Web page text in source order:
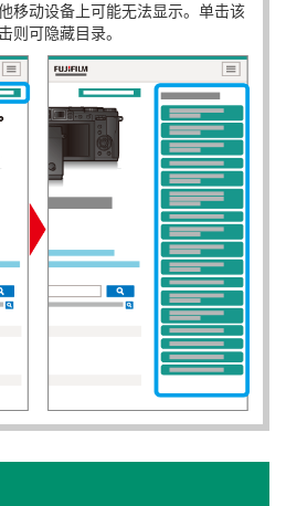
移动设备上可能无法显示。单击该
则可隐藏目录。